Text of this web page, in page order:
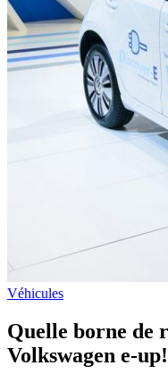
Véhicules
Quelle borne de
Volkswagen e-